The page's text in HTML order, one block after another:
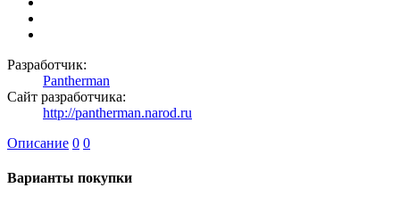
Разработчик:
Pantherman
Сайт разработчика:
http://pantherman.narod.ru
Описание 0 0
Варианты покупки